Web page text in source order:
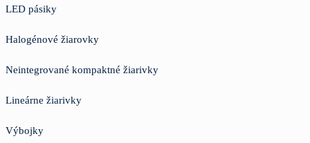
LED pásiky
Halogénové žiarovky
Neintegrované kompaktné žiarivky
Lineárne žiarivky
Výbojky